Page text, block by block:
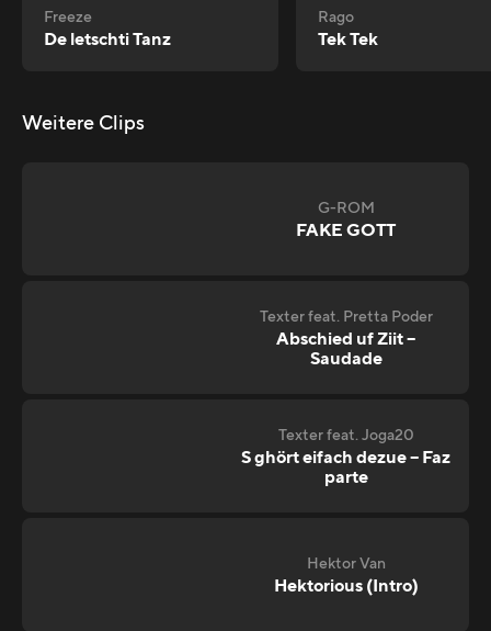
Freeze
De letschti Tanz
Rago
Tek Tek
Weitere Clips
G-ROM
FAKE GOTT
Texter feat. Pretta Poder
Abschied uf Ziit –
Saudade
Texter feat. Joga20
S ghört eifach dezue – Faz
parte
Hektor Van
Hektorious (Intro)